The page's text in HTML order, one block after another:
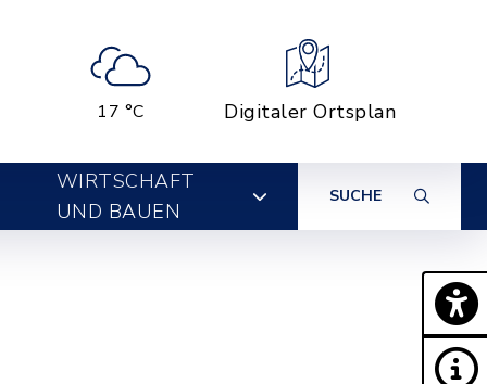
17 °C Digitaler Ortsplan
WIRTSCHAFT
UND BAUEN
SUCHE